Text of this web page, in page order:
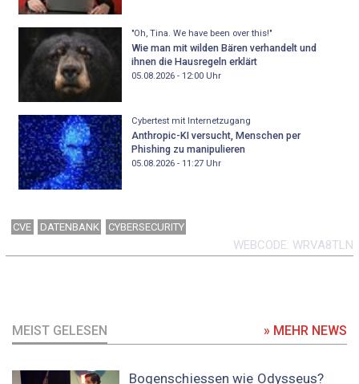
"Oh, Tina. We have been over this!"
Wie man mit wilden Bären verhandelt und
ihnen die Hausregeln erklärt
05.08.2026 - 12:00Uhr
Cybertest mit Internetzugang
Anthropic-KI versucht, Menschen per
Phishing zu manipulieren
05.08.2026 - 11:27Uhr
CVE DATENBANK CYBERSECURITY
WEBCODE WRVA8TLN
MEIST GELESEN » MEHR NEWS
Bogenschiessen wie Odysseus?